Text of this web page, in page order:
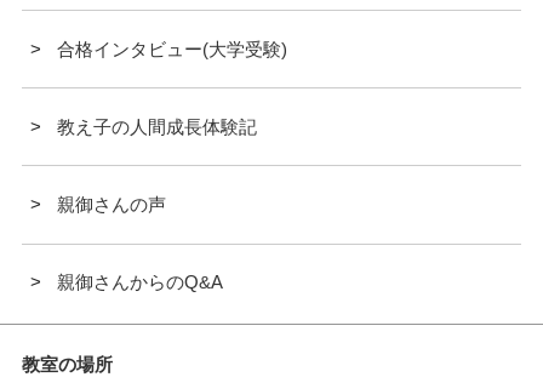
合格インタビュー(大学受験)
教え子の人間成長体験記
親御さんの声
親御さんからのQ&A
教室の場所